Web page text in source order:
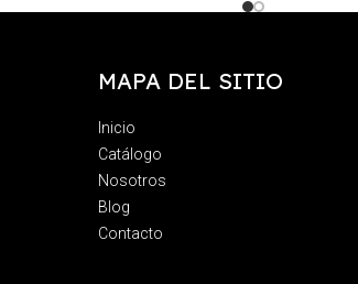
MAPA DEL SITIO
Inicio
Catálogo
Nosotros
Blog
Contacto